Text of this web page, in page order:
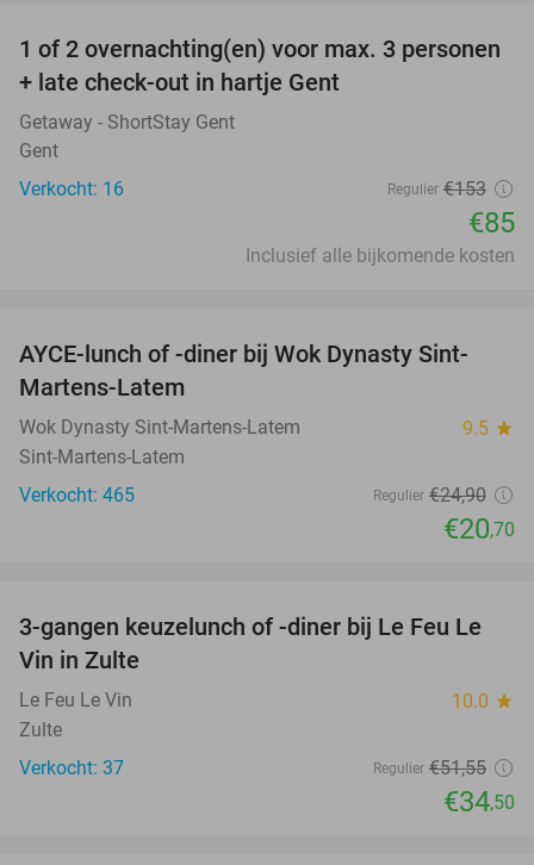
44%
1 of 2 overnachting(en) voor max. 3 personen
+ late check-out in hartje Gent
Getaway - ShortStay Gent
Gent
Verkocht: 16
Regulier €153
€85
Inclusief alle bijkomende kosten
17%
AYCE-lunch of -diner bij Wok Dynasty Sint-
Martens-Latem
Wok Dynasty Sint-Martens-Latem 9.5 star
Sint-Martens-Latem
Verkocht: 465
Regulier €24,90
€20,70
33%
3-gangen keuzelunch of -diner bij Le Feu Le
Vin in Zulte
Le Feu Le Vin 10.0 star
Zulte
Verkocht: 37
Regulier €51,55
€34,50